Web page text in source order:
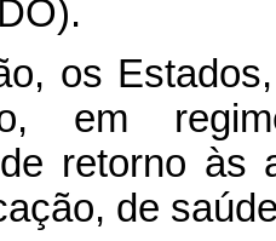
os
em
retorno às
de